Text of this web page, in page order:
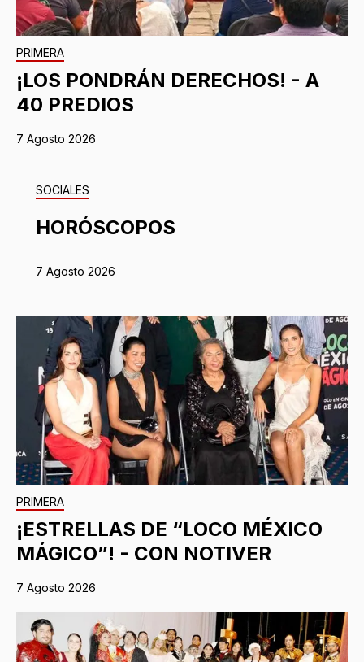
PRIMERA
¡LOS PONDRÁN DERECHOS! - A
40 PREDIOS
7 Agosto 2026
SOCIALES
HORÓSCOPOS
7 Agosto 2026
PRIMERA
¡ESTRELLAS DE “LOCO MÉXICO
MÁGICO”! - CON NOTIVER
7 Agosto 2026